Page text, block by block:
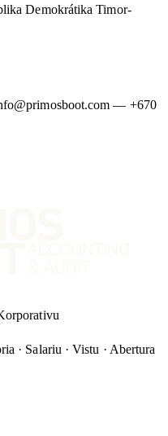
Demokrátika Timor-
— +670
· Salariu · Vistu · Abertura